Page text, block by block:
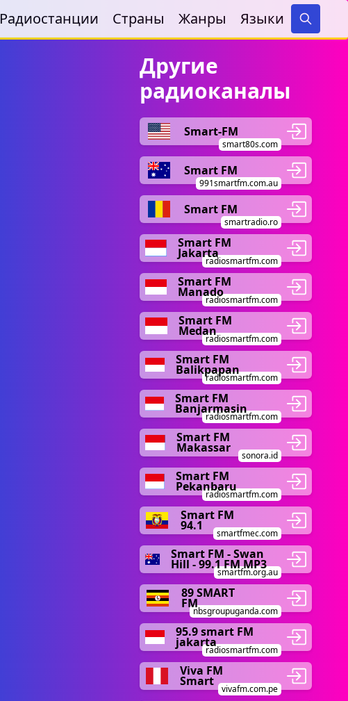
Радиостанции Страны Жанры Языки
Search
Другие
радиоканалы
Smart-FM
smart80s.com
Smart FM
991smartfm.com.au
Smart FM
smartradio.ro
Smart FM
Jakarta
radiosmartfm.com
Smart FM
Manado
radiosmartfm.com
Smart FM
Medan
radiosmartfm.com
Smart FM
Balikpapan
radiosmartfm.com
Smart FM
Banjarmasin
radiosmartfm.com
Smart FM
Makassar
sonora.id
Smart FM
Pekanbaru
radiosmartfm.com
Smart FM
94.1
smartfmec.com
Smart FM - Swan
Hill - 99.1 FM MP3
smartfm.org.au
89 SMART
FM
nbsgroupuganda.com
95.9 smart FM
jakarta
radiosmartfm.com
Viva FM
Smart
vivafm.com.pe